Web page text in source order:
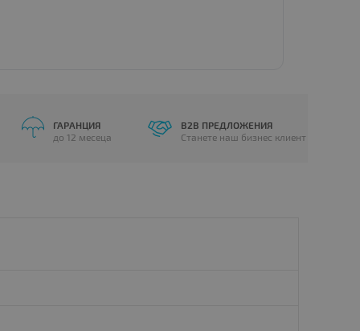
ГАРАНЦИЯ
до 12 месеца
B2B ПРЕДЛОЖЕНИЯ
Станете наш бизнес клиент